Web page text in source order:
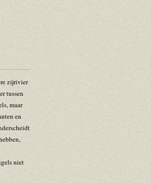
zijrivier
tussen
maar
en
niet